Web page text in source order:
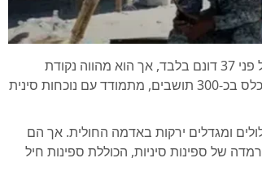
האי פאגאסה, או 'תקווה', בשליטת הפיליפינים, משתרע על פני 37 דונם בלבד, אך הוא מהווה נקודת
מפתח בעימותים המתמשכים בים סין הדרומי. האי, המאוכלס בכ-300 תושבים, מתמודד עם נוכחות סינית
ומגדלים ירקות באדמה החולית. אך הם
של ספינות סיניות, הכוללת ספינות חיל